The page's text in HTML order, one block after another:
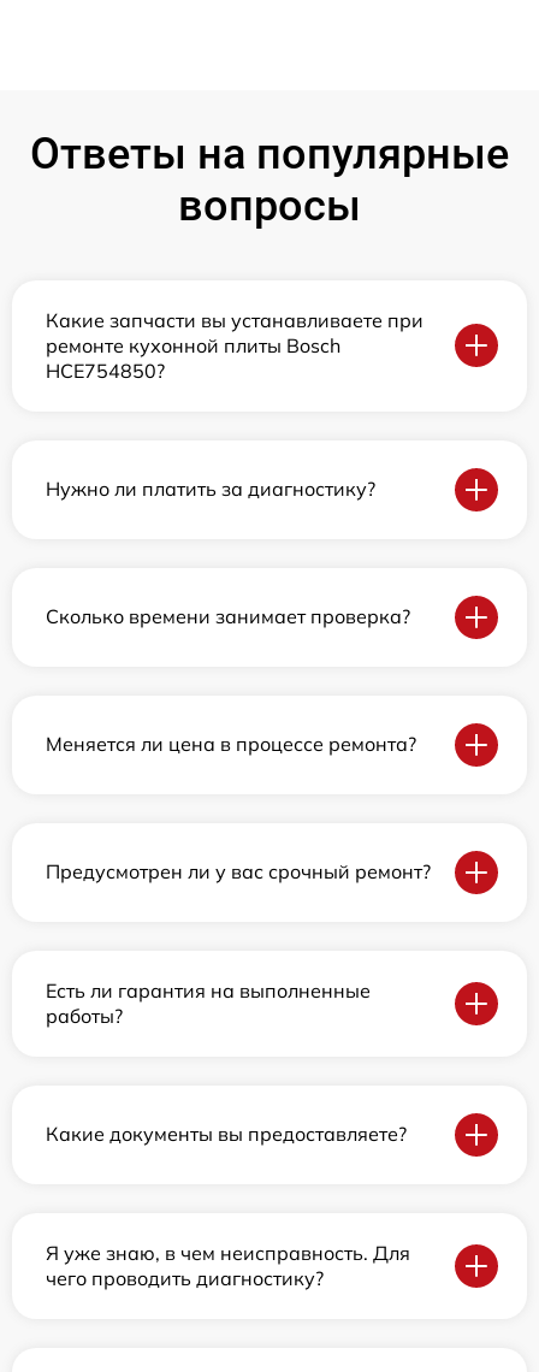
Ответы на популярные
вопросы
Какие запчасти вы устанавливаете при
ремонте кухонной плиты Bosch
HCE754850?
Нужно ли платить за диагностику?
Сколько времени занимает проверка?
Меняется ли цена в процессе ремонта?
Предусмотрен ли у вас срочный ремонт?
Есть ли гарантия на выполненные
работы?
Какие документы вы предоставляете?
Я уже знаю, в чем неисправность. Для
чего проводить диагностику?